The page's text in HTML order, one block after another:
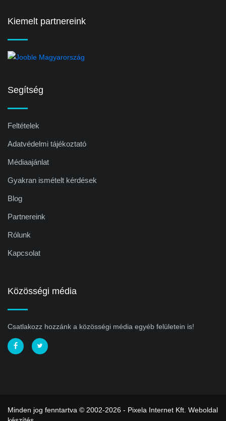
Kiemelt partnereink
Segítség
Feltételek
Adatvédelmi tájékoztató
Médiaajánlat
Gyakran ismételt kérdések
Blog
Partnereink
Rólunk
Kapcsolat
Közösségi média
Csatlakozz hozzánk a közösségi média egyéb felületein is!
Minden jog fenntartva © 2002-2026 - Pixela Internet Kft. Weboldal